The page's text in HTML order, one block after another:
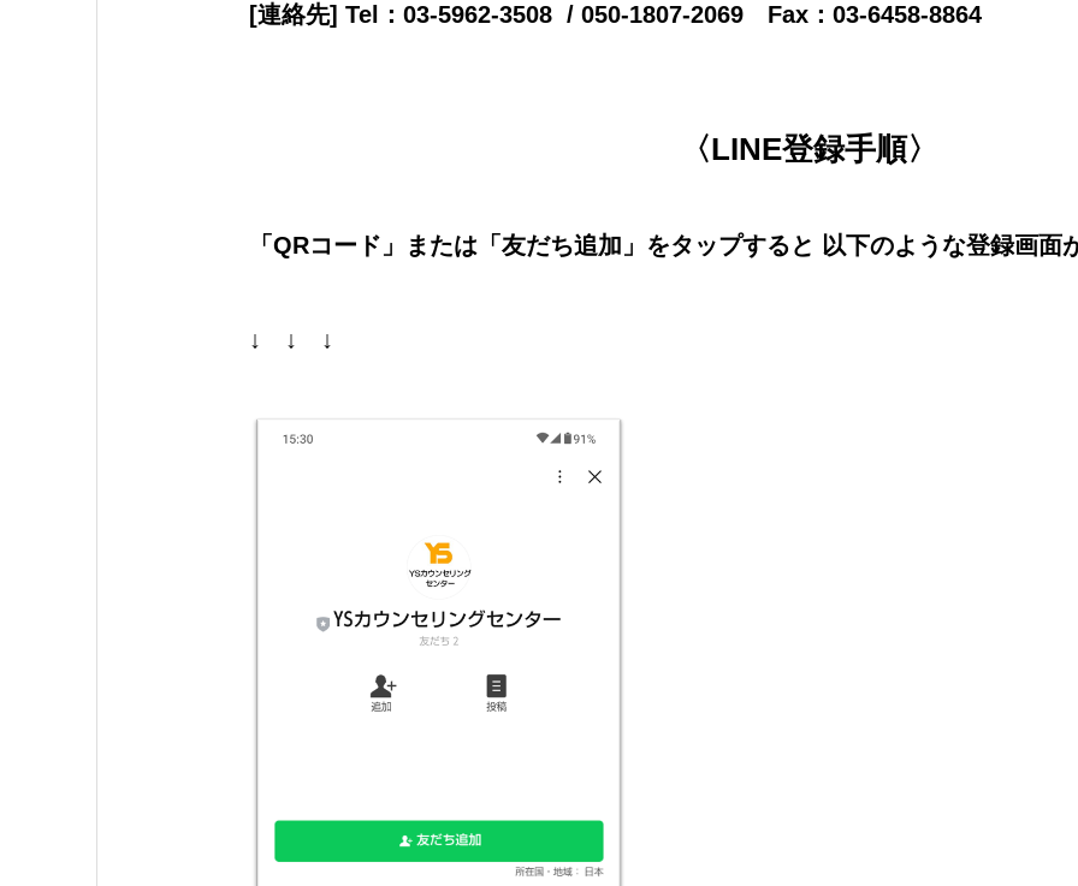
[連絡先] Tel：03-5962-3508 / 050-1807-2069 Fax：03-6458-8864
〈LINE登録手順〉
「QRコード」または「友だち追加」をタップすると 以下のような登録画面
↓ ↓ ↓